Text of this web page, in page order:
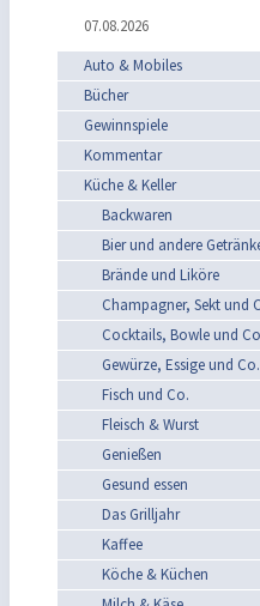
07.08.2026
Auto & Mobiles
Bücher
Gewinnspiele
Kommentar
Küche & Keller
Backwaren
Bier und andere
Brände und Liköre
Champagner, Sekt und
Cocktails, Bowle und
Gewürze, Essige und Co.
Fisch und Co.
Fleisch & Wurst
Genießen
Gesund essen
Das Grilljahr
Kaffee
Köche & Küchen